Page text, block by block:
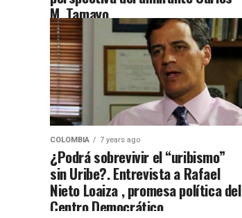
M. Tamayo
COLOMBIA 7 years ago
¿Podrá sobrevivir el “uribismo”
sin Uribe?. Entrevista a Rafael
Nieto Loaiza , promesa política del
Centro Democrático